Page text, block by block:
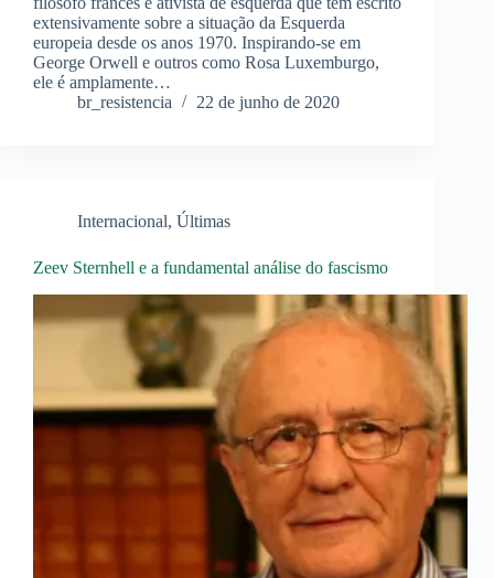
extensivamente sobre a situação da Esquerda
europeia desde os anos 1970. Inspirando-se em
George Orwell e outros como Rosa Luxemburgo,
ele é amplamente…
br_resistencia
22 de junho de 2020
Internacional, Últimas
Zeev Sternhell e a fundamental análise do fascismo